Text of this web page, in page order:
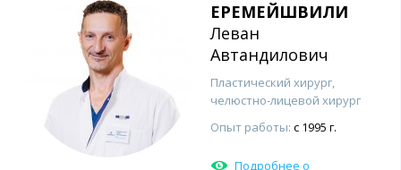
ЕРЕМЕЙШВИЛИ
Леван
Автандилович
Пластический хирург,
челюстно-лицевой хирург
Опыт работы: с 1995 г.
Подробнее о